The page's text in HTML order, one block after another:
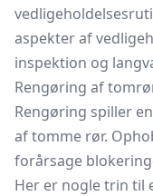
aspekter af
inspektion og
Rengøring af
Rengøring spiller
af tomme rør.
forårsage
Her er nogle trin til